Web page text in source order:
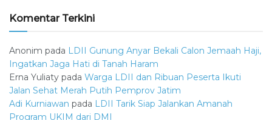
Komentar Terkini
Anonim pada LDII Gunung Anyar Bekali Calon Jemaah Haji,
Ingatkan Jaga Hati di Tanah Haram
Erna Yuliaty pada Warga LDII dan Ribuan Peserta Ikuti
Jalan Sehat Merah Putih Pemprov Jatim
Adi Kurniawan pada LDII Tarik Siap Jalankan Amanah
Program UKIM dari DMI